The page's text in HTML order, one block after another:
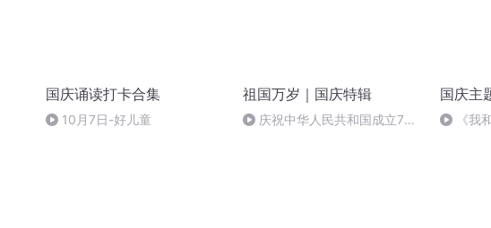
国庆诵读打卡合集
10月7日-好儿童
祖国万岁｜国庆特辑
庆祝中华人民共和国成立73
国庆主
《我